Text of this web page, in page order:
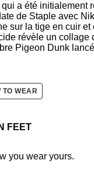
a été initialement
de Staple avec
sur la tige en cuir
révèle un collage
Pigeon Dunk
TO WEAR
FEET
you wear yours.